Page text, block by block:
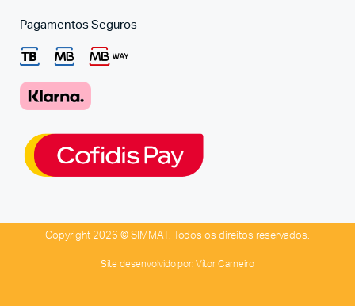
Pagamentos Seguros
Copyright 2026 © SIMMAT. Todos os direitos reservados.
Site desenvolvido por: Vítor Carneiro